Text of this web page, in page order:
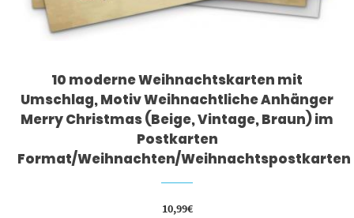
10 moderne Weihnachtskarten mit
Umschlag, Motiv Weihnachtliche Anhänger
Merry Christmas (Beige, Vintage, Braun) im
Postkarten
Format/Weihnachten/Weihnachtspostkarten
10,99€